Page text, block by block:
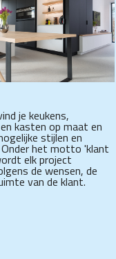
je keukens,
kasten op maat en
stijlen en
het motto 'klant
elk project
de wensen, de
van de klant.